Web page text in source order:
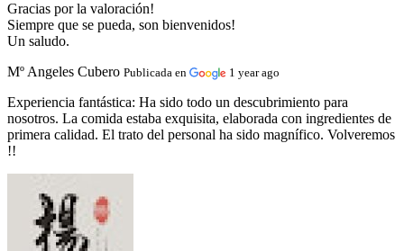
Gracias por la valoración!
Siempre que se pueda, son bienvenidos!
Un saludo.
Mº Angeles Cubero Publicada en 1 year ago
Experiencia fantástica: Ha sido todo un descubrimiento para
nosotros. La comida estaba exquisita, elaborada con ingredientes de
primera calidad. El trato del personal ha sido magnífico. Volveremos
!!